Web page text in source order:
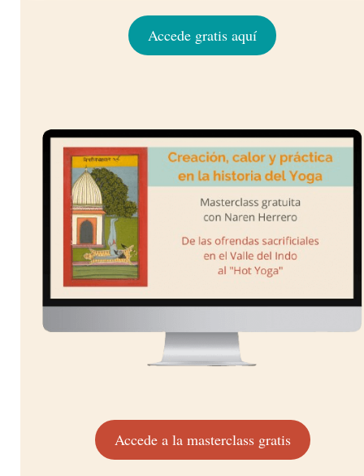
Accede gratis aquí
Accede a la masterclass gratis